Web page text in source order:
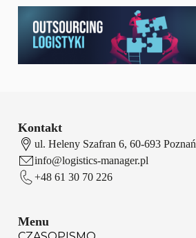
Kontakt
ul. Heleny Szafran 6, 60-693 Poznań
info@logistics-manager.pl
+48 61 30 70 226
Menu